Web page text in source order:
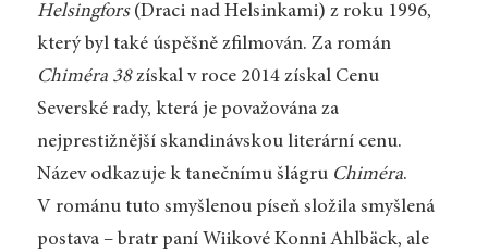
Helsingfors(Draci nad Helsinkami) z roku 1996,
který byl také úspěšně zfilmován. Za román
Chiméra 38získal v roce 2014 získal Cenu
Severské rady, která je považována za
nejprestižnější skandinávskou literární cenu.
Název odkazuje k tanečnímu šlágru Chiméra.
V románu tuto smyšlenou píseň složila smyšlená
postava – bratr paní Wiikové Konni Ahlbäck, ale